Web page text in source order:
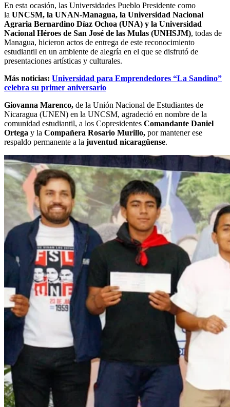
En esta ocasión, las Universidades Pueblo Presidente como
la UNCSM, la UNAN-Managua, la Universidad Nacional
Agraria Bernardino Díaz Ochoa (UNA) y la Universidad
Nacional Héroes de San José de las Mulas (UNHSJM), todas de
Managua, hicieron actos de entrega de este reconocimiento
estudiantil en un ambiente de alegría en el que se disfrutó de
presentaciones artísticas y culturales.
Más noticias: Universidad para Emprendedores “La Sandino”
celebra su primer aniversario
Giovanna Marenco, de la Unión Nacional de Estudiantes de
Nicaragua (UNEN) en la UNCSM, agradeció en nombre de la
comunidad estudiantil, a los Copresidentes Comandante Daniel
Ortega y la Compañera Rosario Murillo, por mantener ese
respaldo permanente a la juventud nicaragüense.